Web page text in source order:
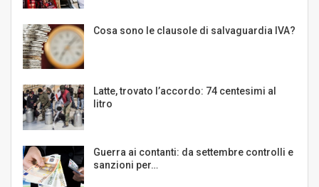
Cosa sono le clausole di salvaguardia IVA?
Latte, trovato l’accordo: 74 centesimi al
litro
Guerra ai contanti: da settembre controlli e
sanzioni per…